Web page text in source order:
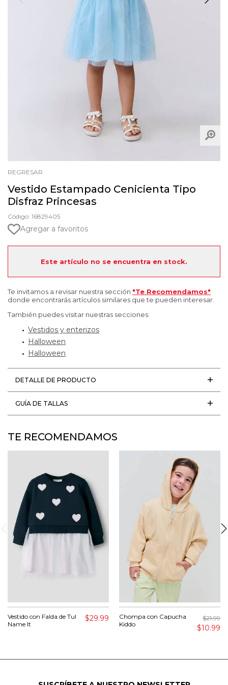
REGRESAR
Vestido Estampado Cenicienta Tipo
Disfraz Princesas
Código: 16829405
Agregar a favoritos
Este artículo no se encuentra en stock.
Te invitamos a revisar nuestra sección "Te Recomendamos"
donde encontrarás artículos similares que te pueden interesar.
También puedes visitar nuestras secciones:
Vestidos y enterizos
Halloween
Halloween
DETALLE DE PRODUCTO
GUÍA DE TALLAS
TE RECOMENDAMOS
Vestido con Falda de Tul
Name It
$29.99
Chompa con Capucha
Kiddo
$21.99
$10.99